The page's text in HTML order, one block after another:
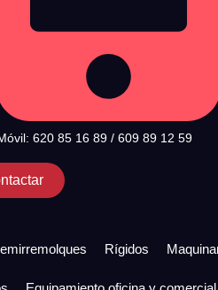
620 85 16 89 / 609 89 12 59
Rígidos